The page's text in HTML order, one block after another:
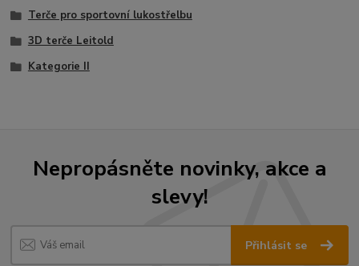
Terče pro sportovní lukostřelbu
3D terče Leitold
Kategorie II
Nepropásněte novinky, akce a
slevy!
Přihlásit se